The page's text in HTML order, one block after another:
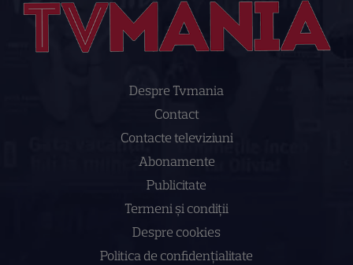
Despre Tvmania
Contact
Contacte televiziuni
Abonamente
Publicitate
Termeni și condiții
Despre cookies
Politica de confidenţialitate